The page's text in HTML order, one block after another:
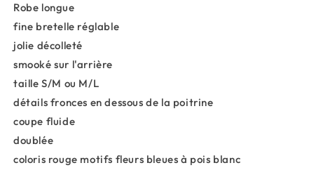
Robe longue
fine bretelle réglable
jolie décolleté
smooké sur l'arrière
taille S/M ou M/L
détails fronces en dessous de la poitrine
coupe fluide
doublée
coloris rouge motifs fleurs bleues à pois blanc